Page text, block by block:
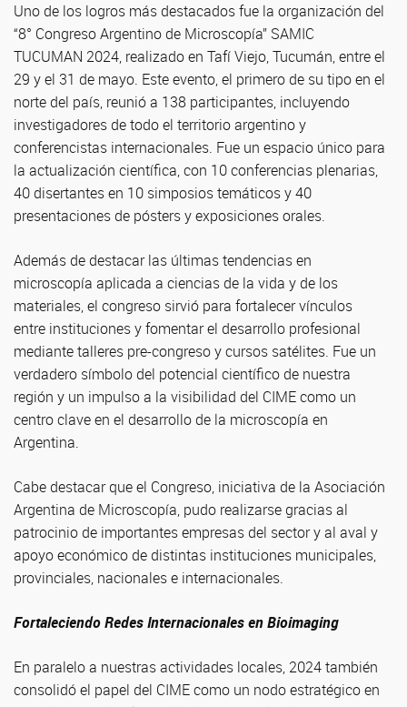
Uno de los logros más destacados fue la organización del
“8° Congreso Argentino de Microscopía” SAMIC
TUCUMAN 2024, realizado en Tafí Viejo, Tucumán, entre el
29 y el 31 de mayo. Este evento, el primero de su tipo en el
norte del país, reunió a 138 participantes, incluyendo
investigadores de todo el territorio argentino y
conferencistas internacionales. Fue un espacio único para
la actualización científica, con 10 conferencias plenarias,
40 disertantes en 10 simposios temáticos y 40
presentaciones de pósters y exposiciones orales.
Además de destacar las últimas tendencias en
microscopía aplicada a ciencias de la vida y de los
materiales, el congreso sirvió para fortalecer vínculos
entre instituciones y fomentar el desarrollo profesional
mediante talleres pre-congreso y cursos satélites. Fue un
verdadero símbolo del potencial científico de nuestra
región y un impulso a la visibilidad del CIME como un
centro clave en el desarrollo de la microscopía en
Argentina.
Cabe destacar que el Congreso, iniciativa de la Asociación
Argentina de Microscopía, pudo realizarse gracias al
patrocinio de importantes empresas del sector y al aval y
apoyo económico de distintas instituciones municipales,
provinciales, nacionales e internacionales.
Fortaleciendo Redes Internacionales en Bioimaging
En paralelo a nuestras actividades locales, 2024 también
consolidó el papel del CIME como un nodo estratégico en